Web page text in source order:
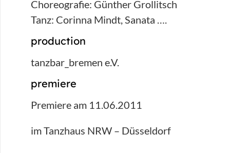
Choreografie: Günther Grollitsch
Tanz: Corinna Mindt, Sanata ….
production
tanzbar_bremen e.V.
premiere
Premiere am 11.06.2011
im Tanzhaus NRW – Düsseldorf